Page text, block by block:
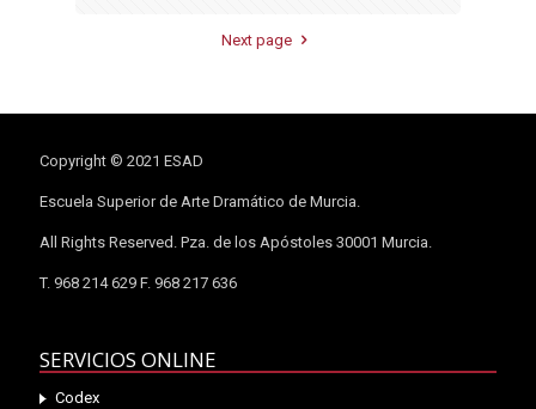
Next page
Copyright © 2021 ESAD
Escuela Superior de Arte Dramático de Murcia.
All Rights Reserved. Pza. de los Apóstoles 30001 Murcia.
T. 968 214 629 F. 968 217 636
SERVICIOS ONLINE
Codex